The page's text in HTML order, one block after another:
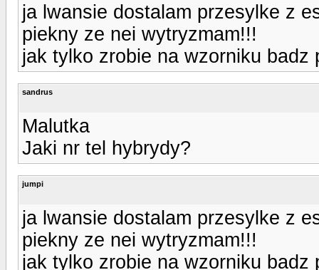
ja lwansie dostalam przesylke z
piekny ze nei wytryzmam!!!
jak tylko zrobie na wzorniku badz
sandrus
Malutka
Jaki nr tel hybrydy?
jumpi
ja lwansie dostalam przesylke z
piekny ze nei wytryzmam!!!
jak tylko zrobie na wzorniku badz